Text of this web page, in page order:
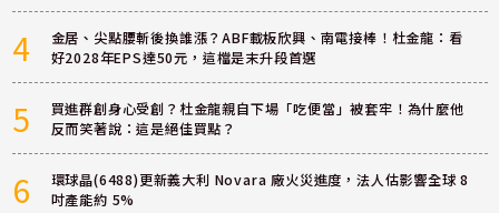
4
金居、尖點腰斬後換誰漲？ABF載板欣興、南電接棒！杜金龍：看
好2028年EPS達50元，這檔是末升段首選
5
買進群創身心受創？杜金龍親自下場「吃便當」被套牢！為什麼他
反而笑著說：這是絕佳買點？
6
環球晶(6488)更新義大利 Novara 廠火災進度，法人估影響全球 8
吋產能約 5%